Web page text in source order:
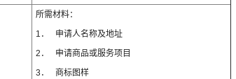
所需材料：
1． 申请人名称及地址
2． 申请商品或服务项目
3． 商标图样